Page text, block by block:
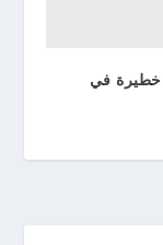
في